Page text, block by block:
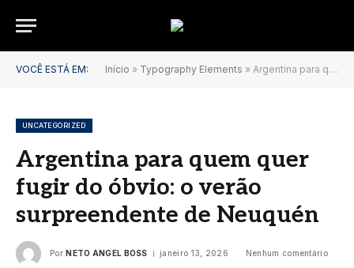
VOCÊ ESTÁ EM: Início » Typography Elements » Argentina para quem quer fugir do óbvio: o verão surpreendente de Neuquén
UNCATEGORIZED
Argentina para quem quer
fugir do óbvio: o verão
surpreendente de Neuquén
Por NETO ANGEL BOSS janeiro 13, 2026 Nenhum comentário